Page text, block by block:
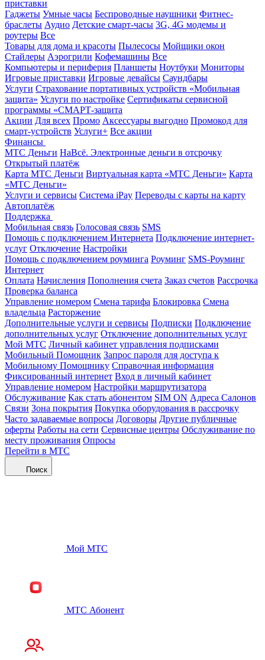
приставки
Гаджеты Умные часы Беспроводные наушники Фитнес-
браслеты Аудио Детские смарт-часы 3G, 4G модемы и
роутеры Все
Товары для дома и красоты Пылесосы Мойщики окон
Стайлеры Аэрогрили Кофемашины Все
Компьютеры и периферия Планшеты Ноутбуки Мониторы
Игровые приставки Игровые девайсы Саундбары
Услуги Страхование портативных устройств «Мобильная
защита» Услуги по настройке Сертификаты сервисной
программы «СМАРТ-защита
Акции Для всех Промо Аксессуары выгодно Промокод для
смарт-устройств Услуги+ Все акции
Финансы
МТС Деньги НаВсё. Электронные деньги в отсрочку
Открытый платёж
Карта МТС Деньги Виртуальная карта «МТС Деньги» Карта
«МТС Деньги»
Услуги и сервисы Система iPay Переводы с карты на карту
Автоплатёж
Поддержка
Мобильная связь Голосовая связь SMS
Помощь с подключением Интернета Подключение интернет-
услуг Отключение Настройки
Помощь с подключением роуминга Роуминг SMS-Роуминг
Интернет
Оплата Начисления Пополнения счета Заказ счетов Рассрочка
Проверка баланса
Управление номером Смена тарифа Блокировка Смена
владельца Расторжение
Дополнительные услуги и сервисы Подписки Подключение
дополнительных услуг Отключение дополнительных услуг
Мой МТС Личный кабинет управления подписками
Мобильный Помощник Запрос пароля для доступа к
Мобильному Помощнику Справочная информация
Фиксированный интернет Вход в личный кабинет
Управление номером Настройки маршрутизатора
Обслуживание Как стать абонентом SIM ON Адреса Салонов
Связи Зона покрытия Покупка оборудования в рассрочку
Часто задаваемые вопросы Договоры Другие публичные
оферты Работы на сети Сервисные центры Обслуживание по
месту проживания Опросы
Перейти в МТС
Поиск
Мой МТС
МТС Абонент